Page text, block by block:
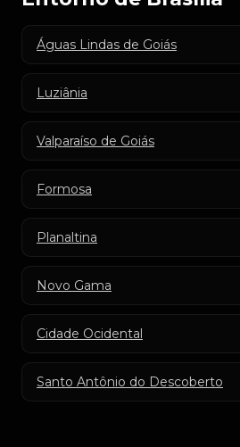
Águas Lindas de Goiás
Luziânia
Valparaíso de Goiás
Formosa
Planaltina
Novo Gama
Cidade Ocidental
Santo Antônio do Descoberto